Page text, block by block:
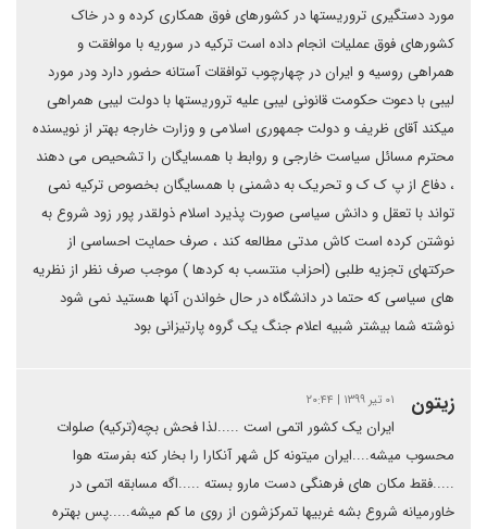
مورد دستگیری تروریستها در کشورهای فوق همکاری کرده و در خاک
کشورهای فوق عملیات انجام داده است ترکیه در سوریه با موافقت و
همراهی روسیه و ایران در چهارچوب توافقات آستانه حضور دارد ودر مورد
لیبی با دعوت حکومت قانونی لیبی علیه تروریستها با دولت لیبی همراهی
میکند آقای ظریف و دولت جمهوری اسلامی و وزارت خارجه بهتر از نویسنده
محترم مسائل سیاست خارجی و روابط با همسایگان را تشحیص می دهند
، دفاع از پ ک ک و تحریک به دشمنی با همسایگان بخصوص ترکیه نمی
تواند با تعقل و دانش سیاسی صورت پذیرد اسلام ذولقدر پور زود شروع به
نوشتن کرده است کاش مدتی مطالعه کند ، صرف حمایت احساسی از
حرکتهای تجزیه طلبی (احزاب منتسب به کردها ) موجب صرف نظر از نظریه
های سیاسی که حتما در دانشگاه در حال خواندن آنها هستید نمی شود
نوشته شما بیشتر شبیه اعلام جنگ یک گروه پارتیزانی بود
زیتون ۰۱ تیر ۱۳۹۹ | ۲۰:۴۴
ایران یک کشور اتمی است .....لذا فحش بچه(ترکیه) صلوات
محسوب میشه....ایران میتونه کل شهر آنکارا را بخار کنه بفرسته هوا
.....فقط مکان های فرهنگی دست مارو بسته .....اگه مسابقه اتمی در
خاورمیانه شروع بشه غربیها تمرکزشون از روی ما کم میشه.....پس بهتره